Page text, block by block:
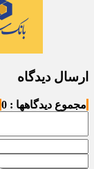
ارسال دیدگاه
مجموع دیدگاهها : 0